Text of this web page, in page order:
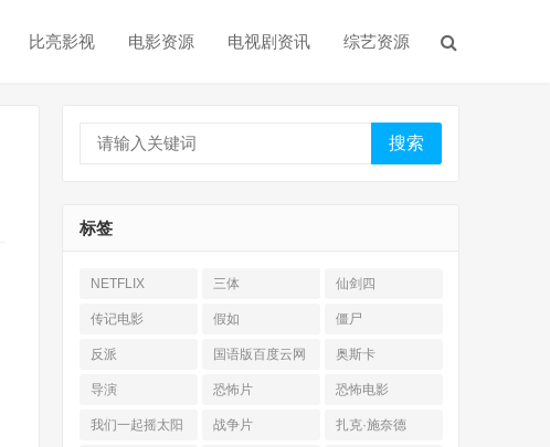
比亮影视 电影资源 电视剧资讯 综艺资源
搜索
标签
NETFLIX 三体 仙剑四
传记电影 假如 僵尸
反派
国语版百度云网
盘
奥斯卡
导演 恐怖片 恐怖电影
我们一起摇太阳 战争片 扎克·施奈德